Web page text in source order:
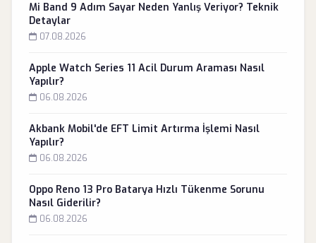
Mi Band 9 Adım Sayar Neden Yanlış Veriyor? Teknik
Detaylar
07.08.2026
Apple Watch Series 11 Acil Durum Araması Nasıl
Yapılır?
06.08.2026
Akbank Mobil'de EFT Limit Artırma İşlemi Nasıl
Yapılır?
06.08.2026
Oppo Reno 13 Pro Batarya Hızlı Tükenme Sorunu
Nasıl Giderilir?
06.08.2026